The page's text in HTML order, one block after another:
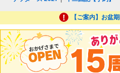
【ご案内】お盆